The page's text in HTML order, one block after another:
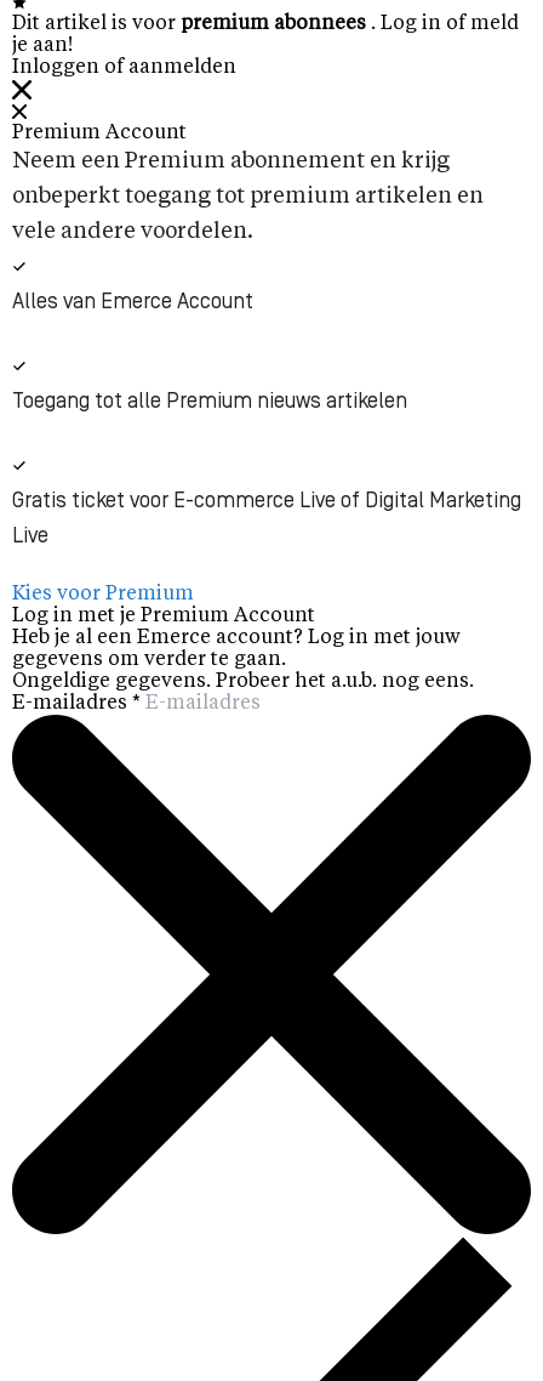
Dit artikel is voor premium abonnees . Log in of meld
je aan!
Inloggen of aanmelden
Premium Account
Neem een Premium abonnement en krijg
onbeperkt toegang tot premium artikelen en
vele andere voordelen.
Alles van Emerce Account
Toegang tot alle Premium nieuws artikelen
Gratis ticket voor E-commerce Live of Digital Marketing
Live
Kies voor Premium
Log in met je Premium Account
Heb je al een Emerce account? Log in met jouw
gegevens om verder te gaan.
Ongeldige gegevens. Probeer het a.u.b. nog eens.
E-mailadres *